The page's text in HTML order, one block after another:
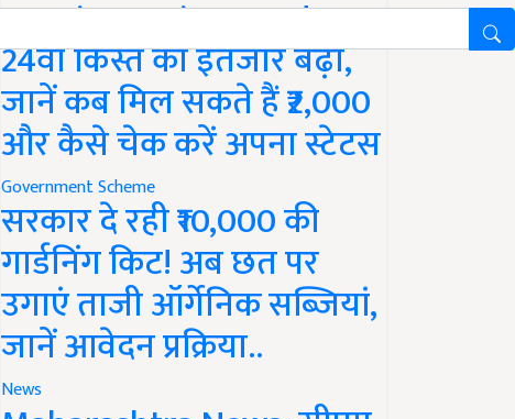
PM Kisan Yojana Update:
24वीं किस्त का इंतजार बढ़ा,
जानें कब मिल सकते हैं ₹2,000
और कैसे चेक करें अपना स्टेटस
Government Scheme
सरकार दे रही ₹10,000 की
गार्डनिंग किट! अब छत पर
उगाएं ताजी ऑर्गेनिक सब्जियां,
जानें आवेदन प्रक्रिया..
News